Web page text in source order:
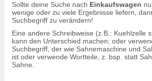
Sollte deine Suche nach Einkaufswagen
wenige oder zu viele Ergebnisse liefern,
Suchbegriff zu verändern!
Eine andere Schreibweise (z.B.: Kuehlzelle
kann den Unterschied machen; oder
Suchbegriff, der wie Sahnemaschine und
ist oder verwende Wortteile, z. bsp. statt
Sahne.